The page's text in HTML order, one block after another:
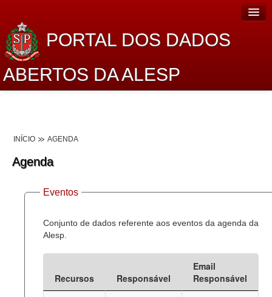
PORTAL DOS DADOS
ABERTOS DA ALESP
Lei de Acesso à Informação
Dados Governamentais Abertos
Planejamento
Catálogo de dados
Deputados Estaduais
INÍCIO AGENDA
Agenda
Eventos
Conjunto de dados referente aos eventos da agenda da
Alesp.
Recursos Responsável
Email
Responsável